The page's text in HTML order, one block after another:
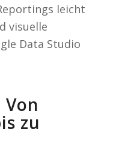
leicht
visuelle
Data Studio
zu